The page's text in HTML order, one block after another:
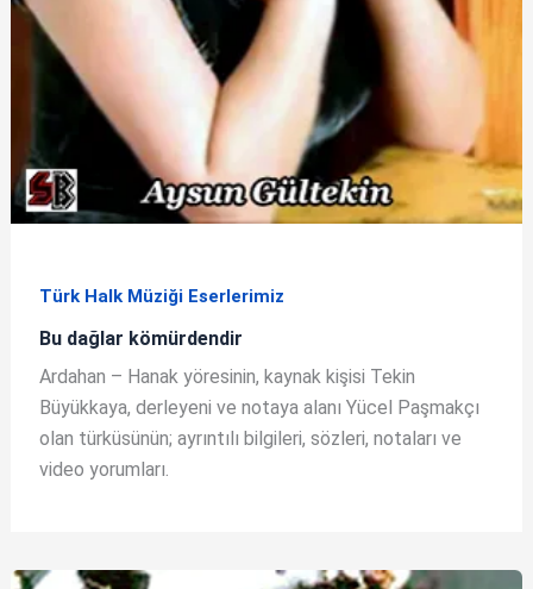
Türk Halk Müziği Eserlerimiz
Bu dağlar kömürdendir
Ardahan – Hanak yöresinin, kaynak kişisi Tekin
Büyükkaya, derleyeni ve notaya alanı Yücel Paşmakçı
olan türküsünün; ayrıntılı bilgileri, sözleri, notaları ve
video yorumları.